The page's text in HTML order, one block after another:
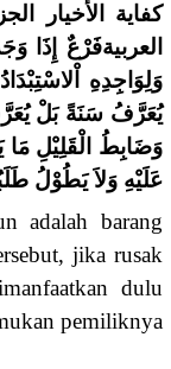
العربيةفَرْعٌ إِذَا
وَلِوَاجِدِهِ
يُعَرَّفُ سَنَةً بَلْ
وَضَابِطُ الْقَلِيْلِ
عَلَيْهِ وَلاَ يَطُوْلُ
adalah barang
jika rusak
dulu
pemiliknya